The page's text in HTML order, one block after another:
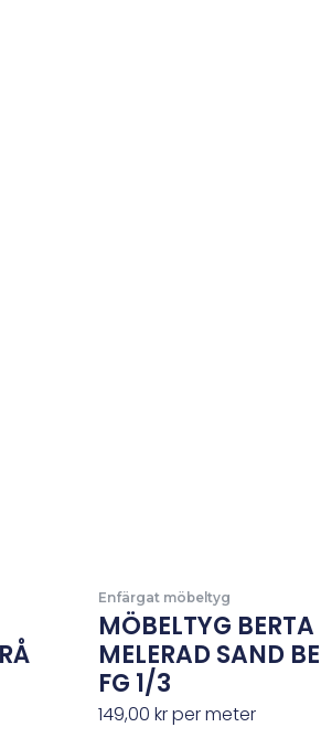
Enfärgat möbeltyg
MÖBELTYG BERTA
MELERAD SAND
FG 1/3
149,00 krper meter